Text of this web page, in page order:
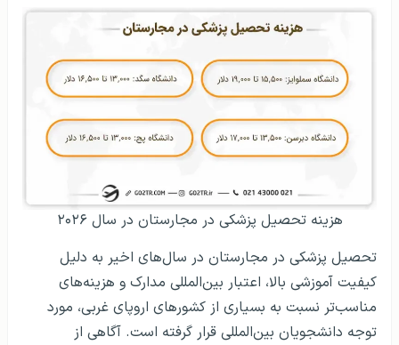
هزینه تحصیل پزشکی در مجارستان در سال ۲۰۲۶
تحصیل پزشکی در مجارستان در سال‌های اخیر به دلیل
کیفیت آموزشی بالا، اعتبار بین‌المللی مدارک و هزینه‌های
مناسب‌تر نسبت به بسیاری از کشورهای اروپای غربی، مورد
توجه دانشجویان بین‌المللی قرار گرفته است. آگاهی از